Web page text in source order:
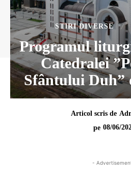
STIRI DIVERSE
Programul
Catedralei
Sfântului Duh”
Articol scris de
pe 08/06/
-